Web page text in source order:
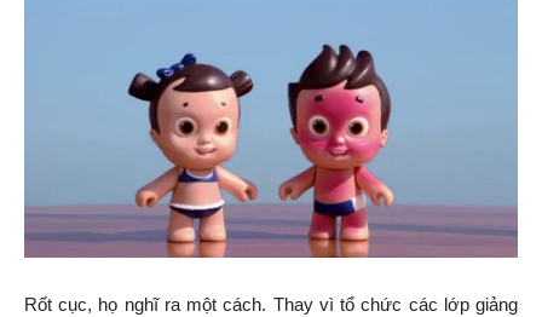
Rốt cục, họ nghĩ ra một cách. Thay vì tổ chức các lớp giảng